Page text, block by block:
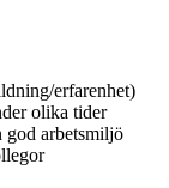
erfarenhet)
olika tider
god arbetsmiljö